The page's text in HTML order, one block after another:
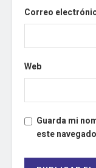
Correo
Web
Guarda mi
este